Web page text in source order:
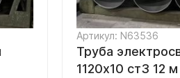
Артикул: N63536
Труба
1120х10 ст3 12 м